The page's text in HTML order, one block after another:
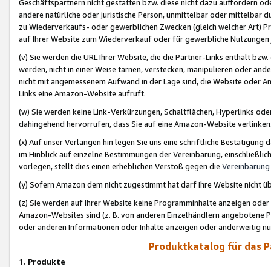
Geschäftspartnern nicht gestatten bzw. diese nicht dazu auffordern
andere natürliche oder juristische Person, unmittelbar oder mittelbar
zu Wiederverkaufs- oder gewerblichen Zwecken (gleich welcher Art)
auf Ihrer Website zum Wiederverkauf oder für gewerbliche
(v) Sie werden die URL Ihrer Website, die die Partner-Links enthält
werden, nicht in einer Weise tarnen, verstecken, manipulieren oder
nicht mit angemessenem Aufwand in der Lage sind, die Website oder
Links eine Amazon-Website aufruft.
(w) Sie werden keine Link-Verkürzungen, Schaltflächen, Hyperlinks
dahingehend hervorrufen, dass Sie auf eine Amazon-Website
(x) Auf unser Verlangen hin legen Sie uns eine schriftliche
im Hinblick auf einzelne Bestimmungen der Vereinbarung,
vorlegen, stellt dies einen erheblichen Verstoß gegen die Vereinbarung
(y) Sofern Amazon dem nicht zugestimmt hat darf Ihre Website nicht
(z) Sie werden auf Ihrer Website keine Programminhalte anzeigen
Amazon-Websites sind (z. B. von anderen Einzelhändlern
oder anderen Informationen oder Inhalte anzeigen oder anderweitig
Produktkatalog für das
1. Produkte